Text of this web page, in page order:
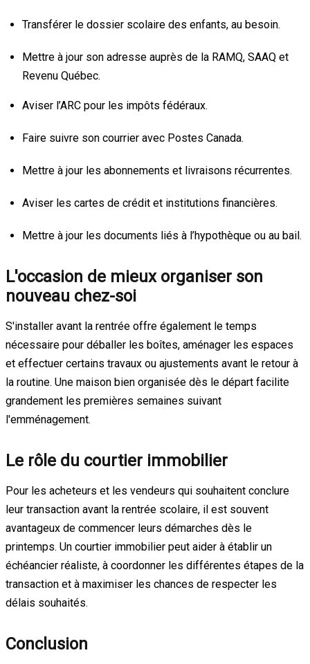
Transférer le dossier scolaire des enfants, au besoin.
Mettre à jour son adresse auprès de la RAMQ, SAAQ et
Revenu Québec.
Aviser l’ARC pour les impôts fédéraux.
Faire suivre son courrier avec Postes Canada.
Mettre à jour les abonnements et livraisons récurrentes.
Aviser les cartes de crédit et institutions financières.
Mettre à jour les documents liés à l’hypothèque ou au bail.
L'occasion de mieux organiser son
nouveau chez-soi
S'installer avant la rentrée offre également le temps
nécessaire pour déballer les boîtes, aménager les espaces
et effectuer certains travaux ou ajustements avant le retour à
la routine. Une maison bien organisée dès le départ facilite
grandement les premières semaines suivant
l'emménagement.
Le rôle du courtier immobilier
Pour les acheteurs et les vendeurs qui souhaitent conclure
leur transaction avant la rentrée scolaire, il est souvent
avantageux de commencer leurs démarches dès le
printemps. Un courtier immobilier peut aider à établir un
échéancier réaliste, à coordonner les différentes étapes de la
transaction et à maximiser les chances de respecter les
délais souhaités.
Conclusion